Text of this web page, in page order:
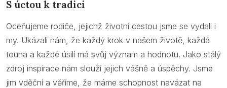
S úctou k tradici
Oceňujeme rodiče, jejichž životní cestou jsme se vydali i
my. Ukázali nám, že každý krok v našem životě, každá
touha a každé úsilí má svůj význam a hodnotu. Jako stálý
zdroj inspirace nám slouží jejich vášně a úspěchy. Jsme
jim vděční a věříme, že máme schopnost navázat na